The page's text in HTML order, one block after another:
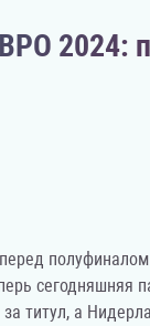
2024:
перед
сегодняшняя
за титул, а